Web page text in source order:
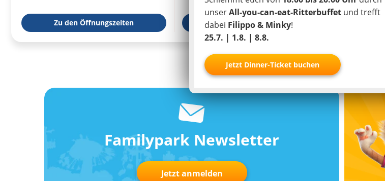
Zu den Öffnungszeiten zur Wetter-App
Familypark Newsletter
Jetzt anmelden
unserAll-you-can-eat-Ritterbuffet und trefft
dabei Filippo & Minky!
25.7. | 1.8. | 8.8.
Jetzt Dinner-Ticket buchen